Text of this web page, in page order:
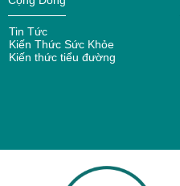
Tin Tức
Kiến Thức Sức Khỏe
Kiến thức tiểu đường